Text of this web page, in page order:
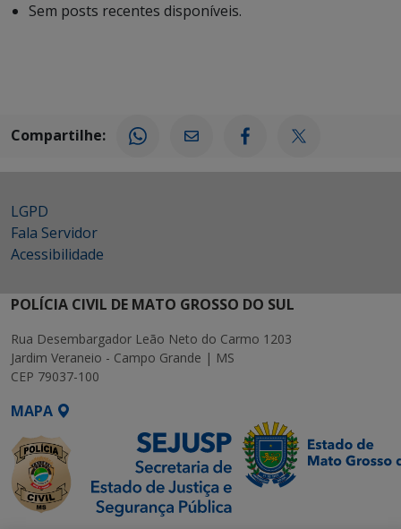
Sem posts recentes disponíveis.
Compartilhe:
LGPD
Fala Servidor
Acessibilidade
POLÍCIA CIVIL DE MATO GROSSO DO SUL
Rua Desembargador Leão Neto do Carmo 1203
Jardim Veraneio - Campo Grande | MS
CEP 79037-100
MAPA